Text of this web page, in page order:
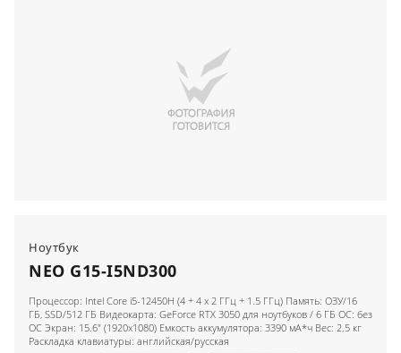
Ноутбук
NEO G15-I5ND300
Процессор: Intel Core i5-12450H (4 + 4 x 2 ГГц + 1.5 ГГц) Память: ОЗУ/16
ГБ, SSD/512 ГБ Видеокарта: GeForce RTX 3050 для ноутбуков / 6 ГБ ОС: без
ОС Экран: 15.6" (1920x1080) Емкость аккумулятора: 3390 мА*ч Вес: 2.5 кг
Раскладка клавиатуры: английская/русская